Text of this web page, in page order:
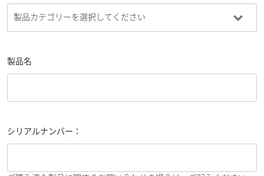
製品名
シリアルナンバー：